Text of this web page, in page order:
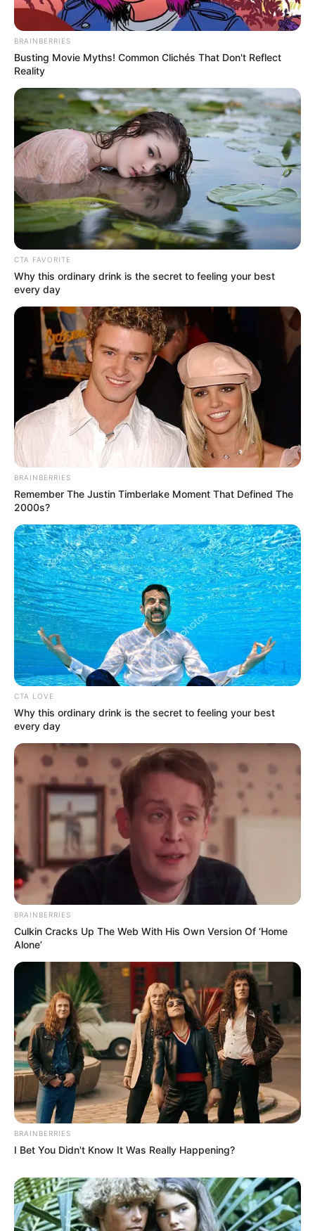
BRAINBERRIES
Busting Movie Myths! Common Clichés That Don't Reflect
Reality
CTA FAVORITE
Why this ordinary drink is the secret to feeling your best
every day
BRAINBERRIES
Remember The Justin Timberlake Moment That Defined The
2000s?
CTA LOVE
Why this ordinary drink is the secret to feeling your best
every day
BRAINBERRIES
Culkin Cracks Up The Web With His Own Version Of ‘Home
Alone’
BRAINBERRIES
I Bet You Didn't Know It Was Really Happening?